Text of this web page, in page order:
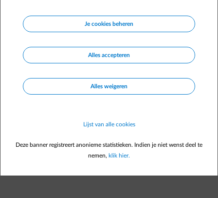
Je cookies beheren
Alles accepteren
Alles weigeren
Lijst van alle cookies
Deze banner registreert anonieme statistieken. Indien je niet wenst deel te
nemen, klik hier.